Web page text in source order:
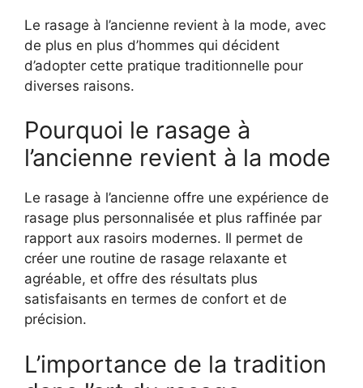
Le rasage à l’ancienne revient à la mode, avec
de plus en plus d’hommes qui décident
d’adopter cette pratique traditionnelle pour
diverses raisons.
Pourquoi le rasage à
l’ancienne revient à la mode
Le rasage à l’ancienne offre une expérience de
rasage plus personnalisée et plus raffinée par
rapport aux rasoirs modernes. Il permet de
créer une routine de rasage relaxante et
agréable, et offre des résultats plus
satisfaisants en termes de confort et de
précision.
L’importance de la tradition